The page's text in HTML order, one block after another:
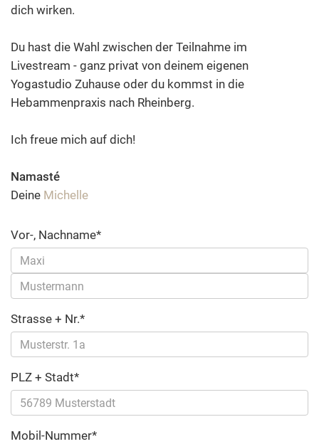
dich wirken.
Du hast die Wahl zwischen der Teilnahme im
Livestream - ganz privat von deinem eigenen
Yogastudio Zuhause oder du kommst in die
Hebammenpraxis nach Rheinberg.
Ich freue mich auf dich!
Namasté
Deine Michelle
Vor-, Nachname*
Strasse + Nr.*
PLZ + Stadt*
Mobil-Nummer*